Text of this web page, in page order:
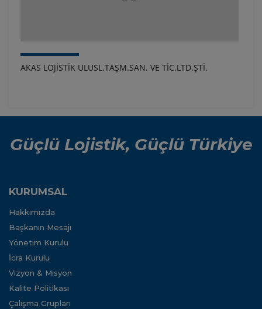
AKAS LOJİSTİK ULUSL.TAŞM.SAN. VE TİC.LTD.ŞTİ.
Güçlü Lojistik, Güçlü Türkiye
KURUMSAL
Hakkımızda
Başkanın Mesajı
Yönetim Kurulu
İcra Kurulu
Vizyon & Misyon
Kalite Politikası
Çalışma Grupları